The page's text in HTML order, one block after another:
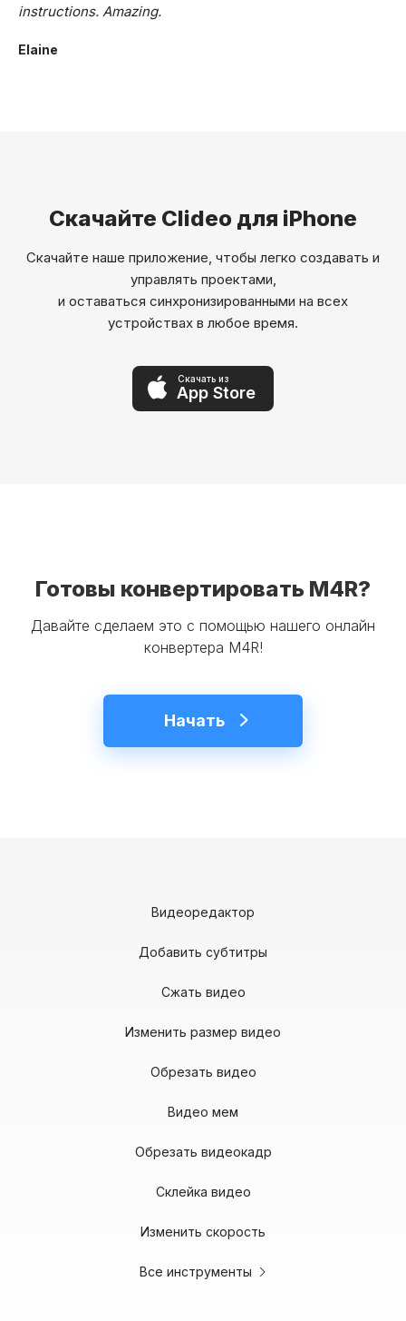
instructions. Amazing.
Elaine
Скачайте Clideo для iPhone
Скачайте наше приложение, чтобы легко создавать и
управлять проектами,
и оставаться синхронизированными на всех
устройствах в любое время.
Скачать из
App Store
Готовы конвертировать M4R?
Давайте сделаем это с помощью нашего онлайн
конвертера M4R!
Начать
Видеоредактор
Добавить субтитры
Сжать видео
Изменить размер видео
Обрезать видео
Видео мем
Обрезать видеокадр
Склейка видео
Изменить скорость
Все инструменты